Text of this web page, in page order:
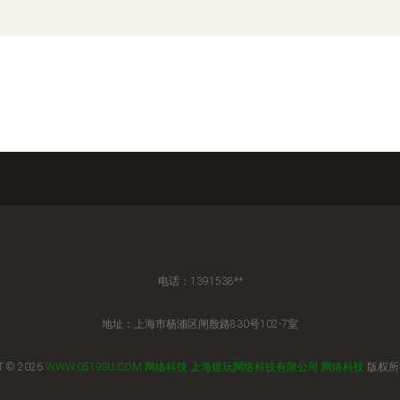
电话：1391538**
地址：上海市杨浦区闸殷路830号102-7室
© 2026 WWW.0519SU.COM 网络科技 上海煜玩网络科技有限公司 网络科技 版权